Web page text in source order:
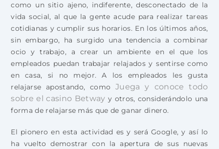
como un sitio ajeno, indiferente, desconectado de la
vida social, al que la gente acude para realizar tareas
cotidianas y cumplir sus horarios. En los últimos años,
sin embargo, ha surgido una tendencia a combinar
ocio y trabajo, a crear un ambiente en el que los
empleados puedan trabajar relajados y sentirse como
en casa, si no mejor. A los empleados les gusta
relajarse apostando, comoJuega y conoce todo
sobre el casino Betway y otros, considerándolo una
forma de relajarse más que de ganar dinero.
El pionero en esta actividad es y será Google, y así lo
ha vuelto demostrar con la apertura de sus nuevas